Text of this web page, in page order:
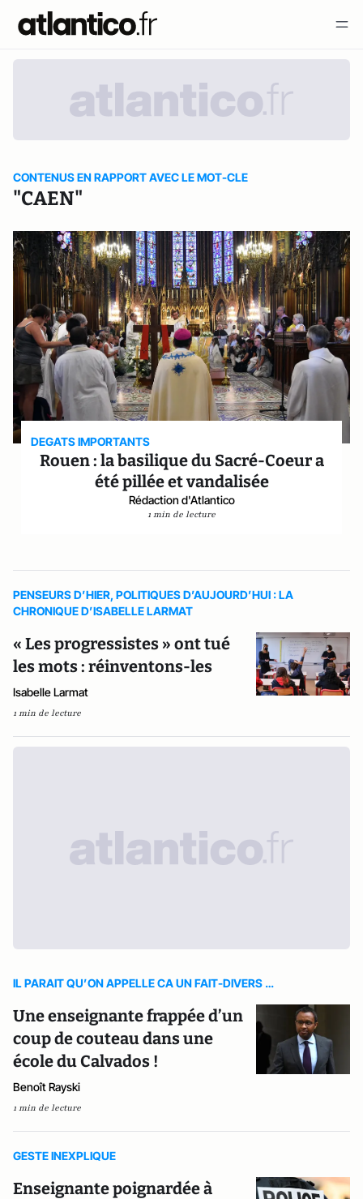
CONTENUS EN RAPPORT AVEC LE MOT-CLE
"CAEN"
DEGATS IMPORTANTS
Rouen : la basilique du Sacré-Coeur a
été pillée et vandalisée
Rédaction d'Atlantico
1 min de lecture
PENSEURS D’HIER, POLITIQUES D’AUJOURD’HUI : LA
CHRONIQUE D’ISABELLE LARMAT
« Les progressistes » ont tué
les mots : réinventons-les
Isabelle Larmat
1 min de lecture
IL PARAIT QU’ON APPELLE CA UN FAIT-DIVERS …
Une enseignante frappée d’un
coup de couteau dans une
école du Calvados !
Benoît Rayski
1 min de lecture
GESTE INEXPLIQUE
Enseignante poignardée à